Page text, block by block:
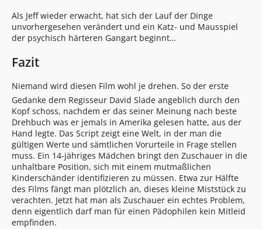
Als Jeff wieder erwacht, hat sich der Lauf der Dinge
unvorhergesehen verändert und ein Katz- und Mausspiel
der psychisch härteren Gangart beginnt…
Fazit
Niemand wird diesen Film wohl je drehen. So der erste
Gedanke dem Regisseur David Slade angeblich durch den
Kopf schoss, nachdem er das seiner Meinung nach beste
Drehbuch was er jemals in Amerika gelesen hatte, aus der
Hand legte. Das Script zeigt eine Welt, in der man die
gültigen Werte und sämtlichen Vorurteile in Frage stellen
muss. Ein 14-jähriges Mädchen bringt den Zuschauer in die
unhaltbare Position, sich mit einem mutmaßlichen
Kinderschänder identifizieren zu müssen. Etwa zur Hälfte
des Films fängt man plötzlich an, dieses kleine Miststück zu
verachten. Jetzt hat man als Zuschauer ein echtes Problem,
denn eigentlich darf man für einen Pädophilen kein Mitleid
empfinden.